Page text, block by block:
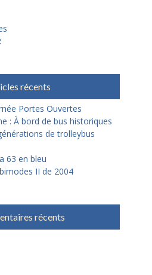
récents
Portes Ouvertes
: À bord de bus historiques
de trolleybus
63 en bleu
II de 2004
récents